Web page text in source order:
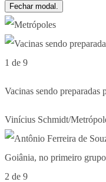
Fechar modal.
1 de 9
Vacinas sendo preparadas
Vinícius Schmidt/
2 de 9